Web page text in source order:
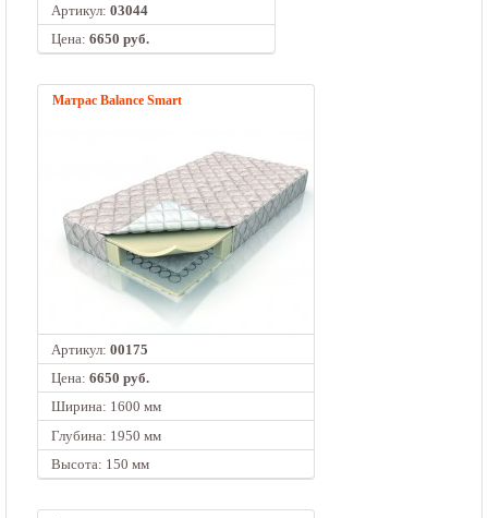
Артикул: 03044
Цена: 6650 руб.
Матрас Balance Smart
Артикул: 00175
Цена: 6650 руб.
Ширина: 1600 мм
Глубина: 1950 мм
Высота: 150 мм